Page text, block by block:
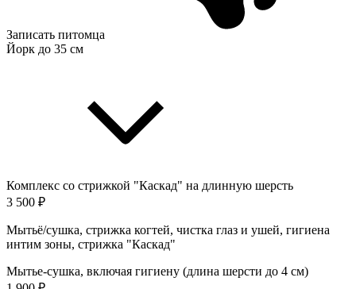
Записать питомца
Йорк до 35 см
Комплекс со стрижкой "Каскад" на длинную шерсть
3 500 ₽
Мытьё/сушка, стрижка когтей, чистка глаз и ушей, гигиена
интим зоны, стрижка "Каскад"
Мытье-сушка, включая гигиену (длина шерсти до 4 см)